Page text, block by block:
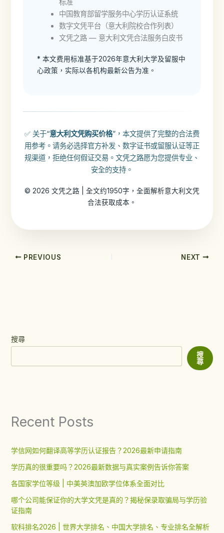
中国教育部留学服务中心学历认证系统
数字文凭平台（意大利院校合作列表）
文凭之路 — 意大利文凭合法服务白皮书
* 本文费用标准基于2026年意大利大学及留服中
心政策，实际以各机构最新公告为准。
✅ 关于“意大利文凭购买价格”，本文提供了完整的合法费
用参考。请务必选择官方补发、数字证书或留服认证等正
规渠道，拒绝任何假证交易。文凭之路愿为您提供专业、
安全的支持。
© 2026 文凭之路 | 全文约1950字，全面解析意大利文凭
合法获取成本。
PREVIOUS NEXT
搜尋
搜
尋
Recent Posts
学信网如何翻译高等学历认证报告？2026最新申请指南
学历真的很重要吗？2026最新数据与真实案例告诉你答案
各国家学位等级 | 中美英澳加欧学位体系全面对比
哪个公司能保证你的大学文凭是真的？揭秘保录取骗局与学历验
证指南
软科排名2026 | 世界大学排名、中国大学排名、专业排名全解析